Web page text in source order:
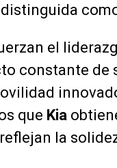
el
constante de
que Kia
la